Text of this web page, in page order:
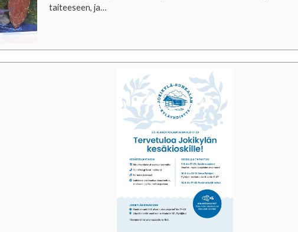
taiteeseen, ja…